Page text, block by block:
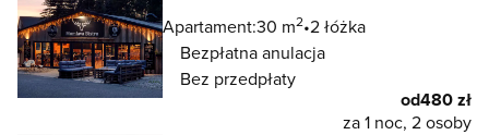
Apartament:30 m2 2 łóżka
Bezpłatna anulacja
Bez przedpłaty
od480 zł
za 1 noc, 2 osoby